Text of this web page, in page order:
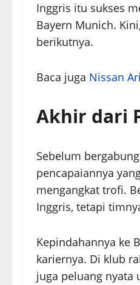
Inggris itu sukses
Bayern Munich.
berikutnya.
Baca juga Nissan
Akhir dari
Sebelum
pencapaiannya
mengangkat trofi.
Inggris, tetapi
Kepindahannya ke
kariernya. Di klub
juga peluang nyata